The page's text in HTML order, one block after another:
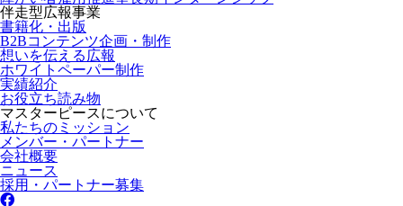
伴走型広報事業
書籍化・出版
B2Bコンテンツ企画・制作
想いを伝える広報
ホワイトペーパー制作
実績紹介
お役立ち読み物
マスターピースについて
私たちのミッション
メンバー・パートナー
会社概要
ニュース
採用・パートナー募集